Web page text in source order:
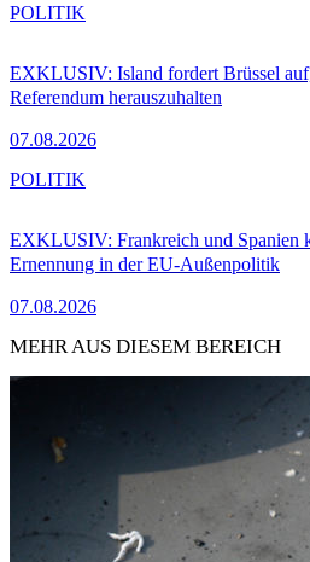
EXKLUSIV: Island fordert Brüssel
Referendum herauszuhalten
07.08.2026
POLITIK
EXKLUSIV: Frankreich und Spanien
Ernennung in der EU-Außenpolitik
07.08.2026
POLITIK
MEHR AUS DIESEM BEREICH